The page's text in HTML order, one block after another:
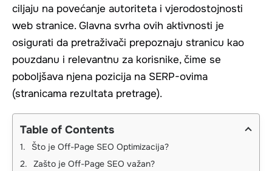
ciljaju na povećanje autoriteta i vjerodostojnosti
web stranice. Glavna svrha ovih aktivnosti je
osigurati da pretraživači prepoznaju stranicu kao
pouzdanu i relevantnu za korisnike, čime se
poboljšava njena pozicija na SERP-ovima
(stranicama rezultata pretrage).
Table of Contents
Što je Off-Page SEO Optimizacija?
Zašto je Off-Page SEO važan?